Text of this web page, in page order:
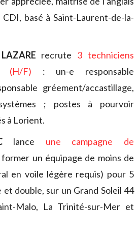
basé à Saint-Laurent-de-la-
recrute 3 techniciens
(H/F) : un-e responsable
gréement/accastillage,
; postes à pourvoir
à Lorient.
lance une campagne de
un équipage de moins de
en voile légère requis) pour 5
et double, sur un Grand Soleil 44
Malo, La Trinité-sur-Mer et